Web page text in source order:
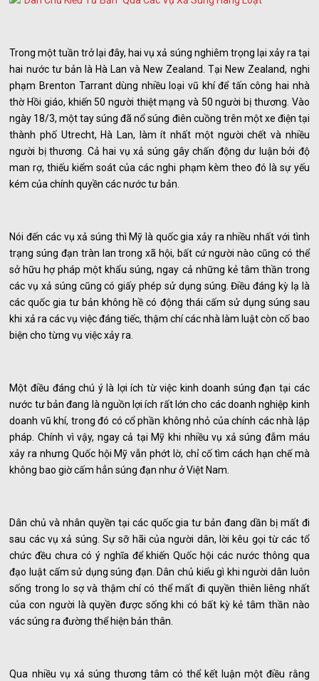
Trong một tuần trở lại đây, hai vụ xả súng nghiêm trọng lại xảy ra tại
hai nước tư bản là Hà Lan và New Zealand. Tại New Zealand, nghi
phạm Brenton Tarrant dùng nhiều loại vũ khí để tấn công hai nhà
thờ Hồi giáo, khiến 50 người thiệt mạng và 50 người bị thương. Vào
ngày 18/3, một tay súng đã nổ súng điên cuồng trên một xe điện tại
thành phố Utrecht, Hà Lan, làm ít nhất một người chết và nhiều
người bị thương. Cả hai vụ xả súng gây chấn động dư luận bởi độ
man rợ, thiếu kiểm soát của các nghi phạm kèm theo đó là sự yếu
kém của chính quyền các nước tư bản.
Nói đến các vụ xả súng thì Mỹ là quốc gia xảy ra nhiều nhất với tình
trạng súng đạn tràn lan trong xã hội, bất cứ người nào cũng có thể
sở hữu hợ pháp một khẩu súng, ngay cả những kẻ tâm thần trong
các vụ xả súng cũng có giấy phép sử dụng súng. Điều đáng kỳ lạ là
các quốc gia tư bản không hề có động thái cấm sử dụng súng sau
khi xả ra các vụ việc đáng tiếc, thậm chí các nhà làm luật còn cố bao
biện cho từng vụ việc xảy ra.
Một điều đáng chú ý là lợi ích từ việc kinh doanh súng đạn tại các
nước tư bản đang là nguồn lợi ích rất lớn cho các doanh nghiệp kinh
doanh vũ khí, trong đó có cổ phần không nhỏ của chính các nhà lập
pháp. Chính vì vậy, ngay cả tại Mỹ khi nhiều vụ xả súng đẫm máu
xảy ra nhưng Quốc hội Mỹ vẫn phớt lờ, chỉ cố tìm cách hạn chế mà
không bao giờ cấm hẳn súng đạn như ở Việt Nam.
Dân chủ và nhân quyền tại các quốc gia tư bản đang dần bị mất đi
sau các vụ xả súng. Sự sỡ hãi của người dân, lời kêu gọi từ các tổ
chức đều chưa có ý nghĩa để khiến Quốc hội các nước thông qua
đạo luật cấm sử dụng súng đạn. Dân chủ kiểu gì khi người dân luôn
sống trong lo sợ và thậm chí có thể mất đi quyền thiên liêng nhất
của con người là quyền được sống khi có bất kỳ kẻ tâm thần nào
vác súng ra đường thể hiện bản thân.
Qua nhiều vụ xả súng thương tâm có thể kết luận một điều rằng